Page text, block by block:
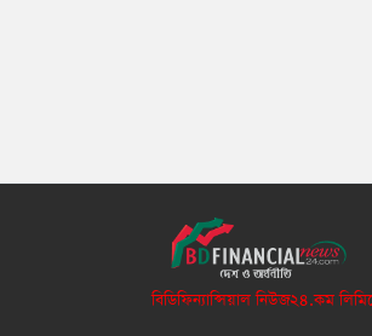
বিডিফিন্যান্সিয়াল নিউজ২৪.কম